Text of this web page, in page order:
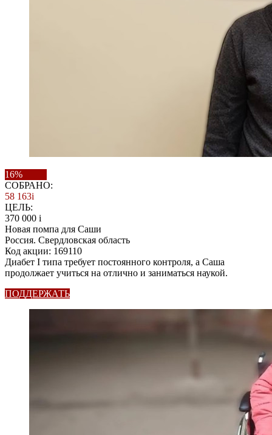
16%
СОБРАНО:
58 163i
ЦЕЛЬ:
370 000 i
Новая помпа для Саши
Россия. Свердловская область
Код акции: 169110
Диабет I типа требует постоянного контроля, а Саша
продолжает учиться на отлично и заниматься наукой.
ПОДДЕРЖАТЬ